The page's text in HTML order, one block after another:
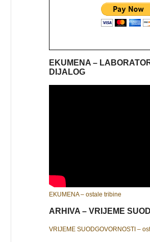
EKUMENA –
DIJALOG
EKUMENA – ostale tribine
ARHIVA – VRIJEME
VRIJEME SUODGOVORNOSTI –